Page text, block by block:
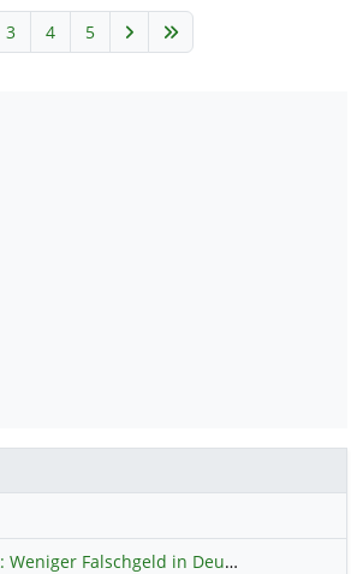
3 4 5
Bundesbank: Weniger Falschgeld in Deutschland